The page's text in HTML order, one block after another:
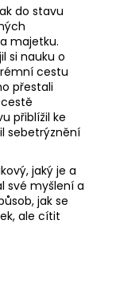
do stavu
majetku.
si nauku o
cestu
přestali
přiblížil ke
sebetrýznění
jaký je a
své myšlení a
jak se
ale cítit